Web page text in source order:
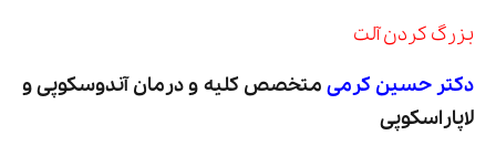
بزرگ کردن آلت
دکتر حسین کرمی متخصص کلیه و درمان آندوسکوپی و
لاپاراسکوپی